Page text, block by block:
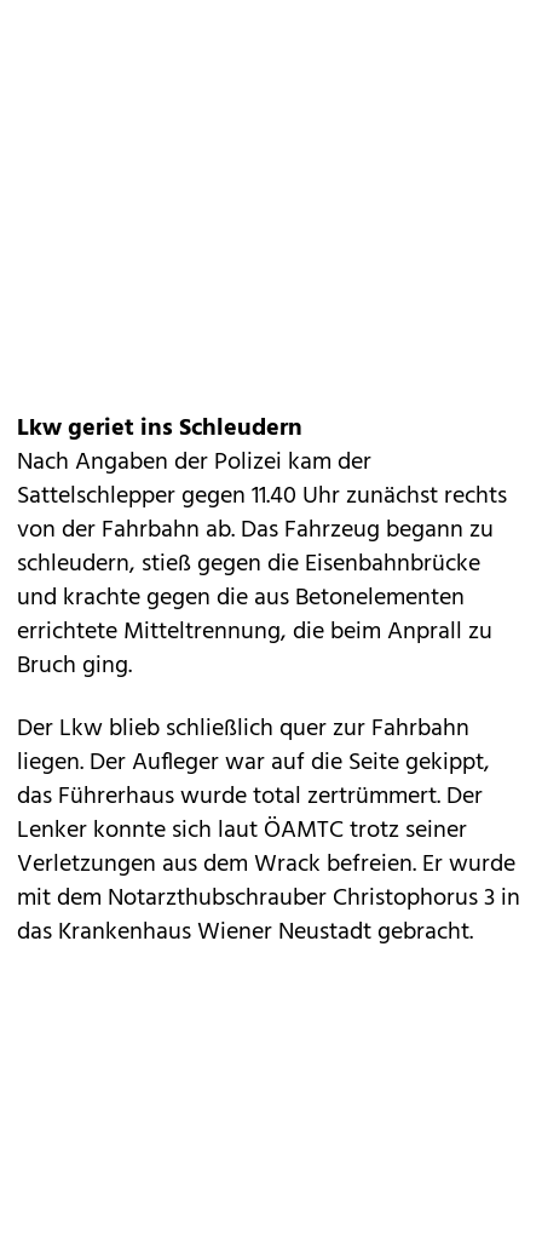
Lkw geriet ins Schleudern
Nach Angaben der Polizei kam der
Sattelschlepper gegen 11.40 Uhr zunächst rechts
von der Fahrbahn ab. Das Fahrzeug begann zu
schleudern, stieß gegen die Eisenbahnbrücke
und krachte gegen die aus Betonelementen
errichtete Mitteltrennung, die beim Anprall zu
Bruch ging.
Der Lkw blieb schließlich quer zur Fahrbahn
liegen. Der Aufleger war auf die Seite gekippt,
das Führerhaus wurde total zertrümmert. Der
Lenker konnte sich laut ÖAMTC trotz seiner
Verletzungen aus dem Wrack befreien. Er wurde
mit dem Notarzthubschrauber Christophorus 3 in
das Krankenhaus Wiener Neustadt gebracht.